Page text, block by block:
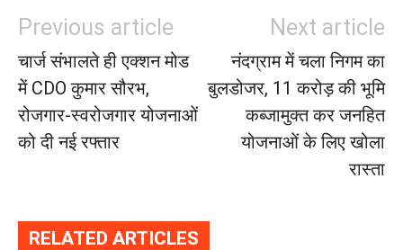
Previous article
चार्ज संभालते ही एक्शन मोड
में CDO कुमार सौरभ,
रोजगार-स्वरोजगार योजनाओं
को दी नई रफ्तार
Next article
नंदग्राम में चला निगम का
बुलडोजर, 11 करोड़ की भूमि
कब्जामुक्त कर जनहित
योजनाओं के लिए खोला
रास्ता
RELATED ARTICLES